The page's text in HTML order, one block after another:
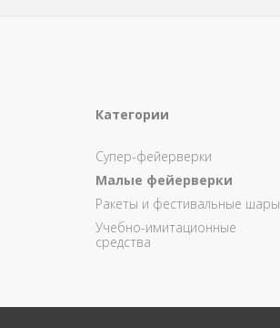
Категории
Супер-фейерверки
Малые фейерверки
Ракеты и фестивальные шары
Учебно-имитационные
средства